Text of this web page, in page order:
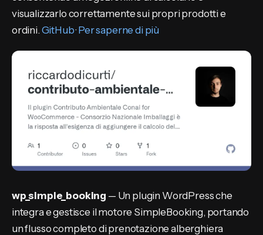
visualizzarlo correttamente sui propri prodotti e
ordini.GitHub·Per saperne di più
wp_simple_booking — Un plugin WordPress che
integra e gestisce il motore SimpleBooking, portando
un flusso completo di prenotazione alberghiera